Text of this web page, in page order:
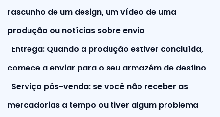
rascunho de um design, um vídeo de uma
produção ou notícias sobre envio
Entrega: Quando a produção estiver concluída,
comece a enviar para o seu armazém de destino
Serviço pós-venda: se você não receber as
mercadorias a tempo ou tiver algum problema